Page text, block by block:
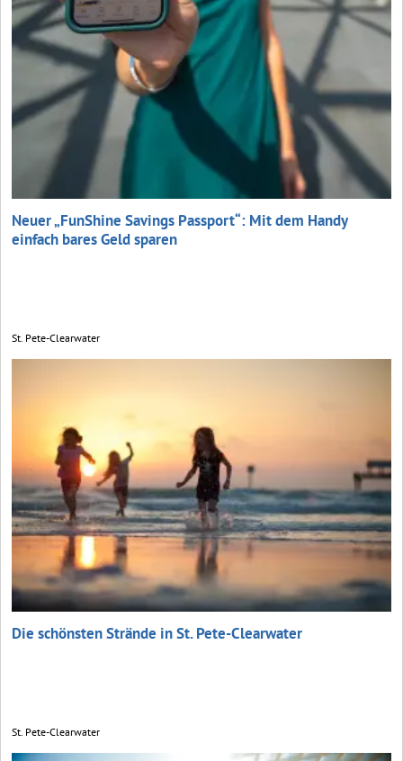
Neuer „FunShine Savings Passport“: Mit dem Handy
einfach bares Geld sparen
St. Pete-Clearwater
Die schönsten Strände in St. Pete-Clearwater
St. Pete-Clearwater